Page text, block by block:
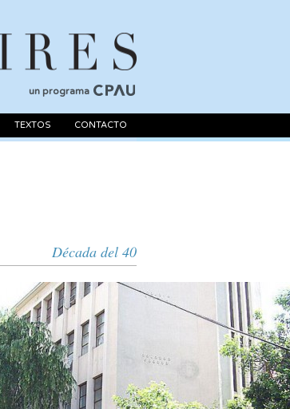
un programa
TEXTOS CONTACTO
Década del 40